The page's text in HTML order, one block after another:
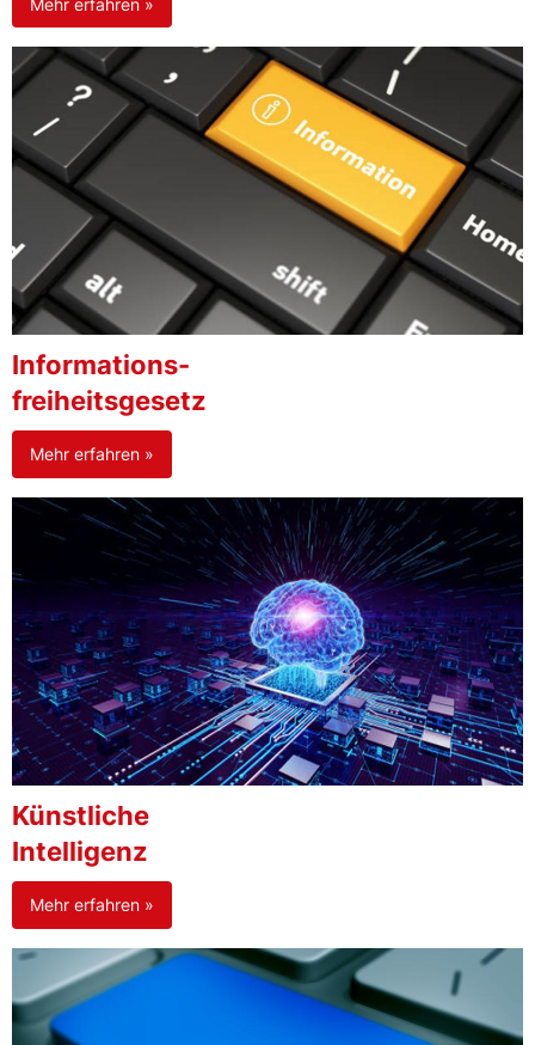
Informations-
freiheitsgesetz
Mehr erfahren »
Künstliche
Intelligenz
Mehr erfahren »